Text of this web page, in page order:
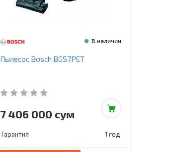
В наличии
Пылесос Bosch BGS7PET
7 406 000 сум
Гарантия 1 год